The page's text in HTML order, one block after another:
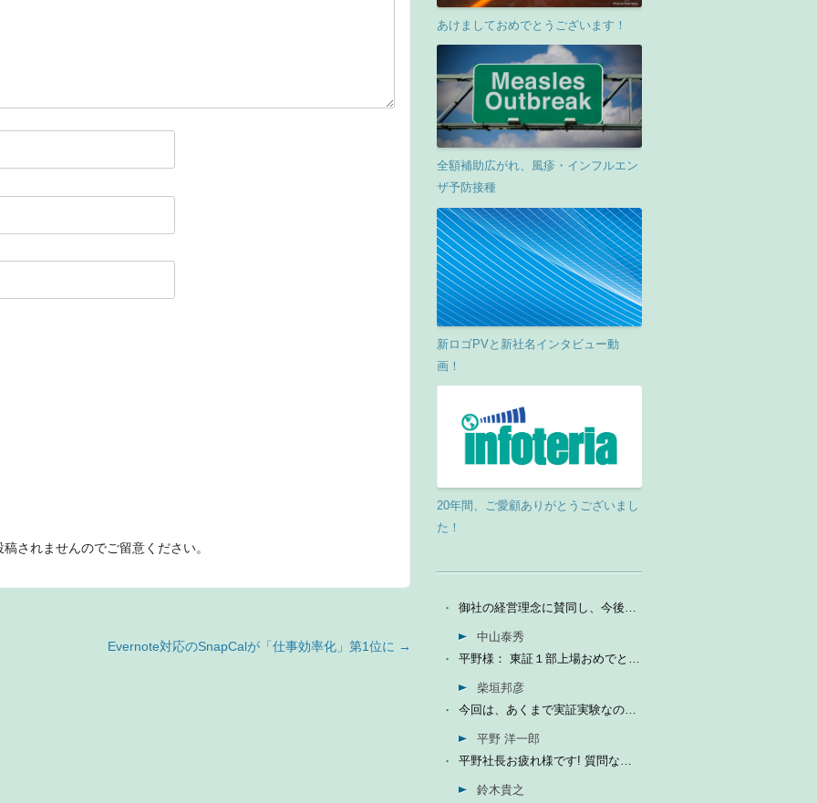
されませんのでご留意ください。
Evernote対応のSnapCalが「仕事効率化」第1位に →
あけましておめでとうございます！
全額補助広がれ、風疹・インフルエン
ザ予防接種
新ロゴPVと新社名インタビュー動
画！
20年間、ご愛顧ありがとうございまし
た！
御社の経営理念に賛同し、今後の成長を期待して今日微量なが...
中山泰秀
平野様： 東証１部上場おめでとうございます。ひとえに平...
柴垣邦彦
今回は、あくまで実証実験なので、当社の売上に関しては未定...
平野 洋一郎
平野社長お疲れ様です! 質問なんですが、インフォテリアはソ...
鈴木貴之